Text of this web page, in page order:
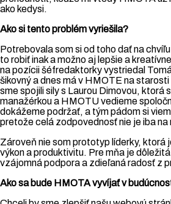
ako kedysi.
Ako si tento problém vyriešila?
Potrebovala som si od toho dať na
to robiť inak a možno aj lepšie a
na pozícii šéfredaktorky vystriedal
šikovný a dnes má v HMOTE na
sme spojili sily s Laurou Dimovou, ktorá
manažérkou a HMOTU vedieme
dokážeme podržať, a tým pádom si
pretože celá zodpovednosť nie je iba na
Zároveň nie som prototyp líderky, ktorá
výkon a produktivitu. Pre mňa je
vzájomná podpora a zdieľaná radosť z
Ako sa bude HMOTA vyvíjať v